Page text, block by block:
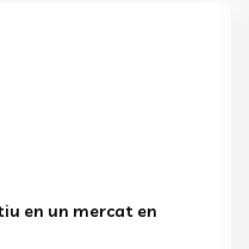
en un mercat en